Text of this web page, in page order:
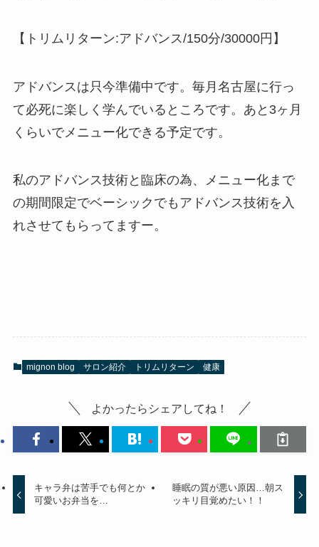
【トリムリターン:アドバンス/150分/30000円】
アドバンスは只今準備中です。毎月名古屋に行っ
て必死に楽しく学んでいるところです。あと3ヶ月
くらいでメニュー化できる予定です。
私のアドバンス技術と臨床の為、メニュー化まで
の期間限定でベーシックでもアドバンス技術を入
れさせてもらってますー。
mignon blog サロン紹介 トリムリターン 健康
よかったらシェアしてね！
キャラ弁は苦手でも何とか
可愛いお弁当を…
睡眠の質が悪い原因…朝ス
ッキリ目覚めたい！！